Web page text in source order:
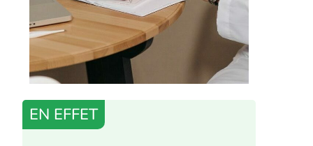
EN EFFET